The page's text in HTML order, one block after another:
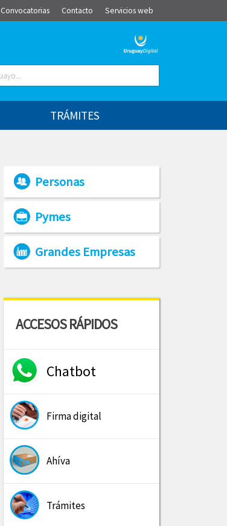
Convocatorias Contacto Servicios web
TRÁMITES
Personas
Pymes
Grandes Empresas
ACCESOS RÁPIDOS
Chatbot
Firma digital
Ahíva
Trámites